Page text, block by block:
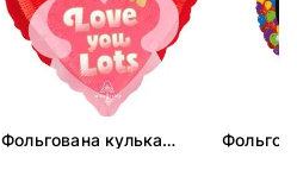
Фольгована кулька